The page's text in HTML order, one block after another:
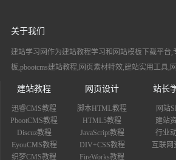
关于我们
建站学习网作为建站教程学习和网站模板下载平台,
板,pbootcms建站教程,网页素材特效,建站实用工具,
建站教程
迅睿CMS教程
PbootCMS教程
Discuz教程
EyouCMS教程
织梦CMS教程
网页设计
脚本HTML教程
HTML5教程
JavaScript教程
DIV+CSS教程
FireWorks教程
站长
网站
建站
行业
互联网